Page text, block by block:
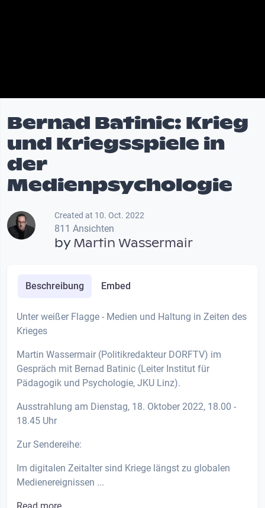
Bernad Batinic: Krieg
und Kriegsspiele in
der
Medienpsychologie
Created at 10. Oct. 2022
811 Ansichten
byMartin Wassermair
Beschreibung Embed
Unter weißer Flagge - Medien und Haltung in Zeiten des
Krieges
Martin Wassermair (Politikredakteur DORFTV) im
Gespräch mit Bernad Batinic (Leiter Institut für
Pädagogik und Psychologie, JKU Linz).
Ausstrahlung am Dienstag, 18. Oktober 2022, 18.00 -
18.45 Uhr
Zur Sendereihe:
Im digitalen Zeitalter sind Kriege längst zu globalen
Medienereignissen ...